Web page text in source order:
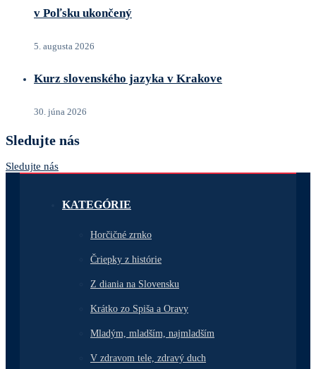
v Poľsku ukončený
5. augusta 2026
Kurz slovenského jazyka v Krakove
30. júna 2026
Sledujte nás
Sledujte nás
KATEGÓRIE
Horčičné zrnko
Čriepky z histórie
Z diania na Slovensku
Krátko zo Spiša a Oravy
Mladým, mladším, najmladším
V zdravom tele, zdravý duch